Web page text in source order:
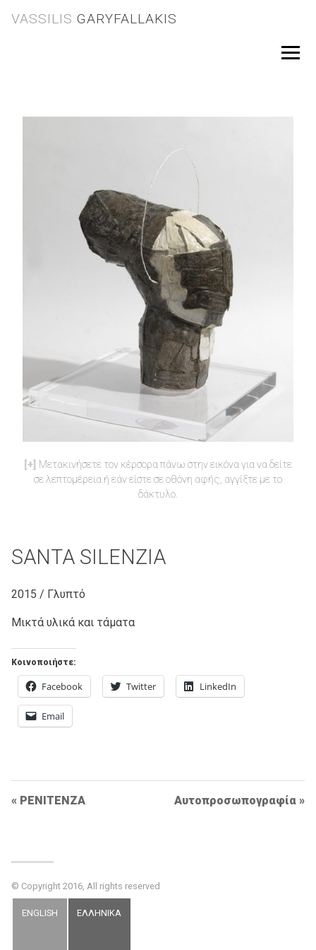
to
VASSILIS GARYFALLAKIS
Μετακινήσετε τον κέρσορα πάνω στην εικόνα για να δείτε
σε λεπτομέρεια ή εάν είστε σε οθόνη αφής, αγγίξτε με το
δάκτυλο.
SANTA SILENZIA
2015 / Γλυπτό
Μικτά υλικά και τάματα
Κοινοποιήστε:
Facebook Twitter LinkedIn
Email
Post
PENITENZA Αυτοπροσωπογραφία
© Copyright 2016, All rights reserved
ENGLISH ΕΛΛΗΝΙΚΑ